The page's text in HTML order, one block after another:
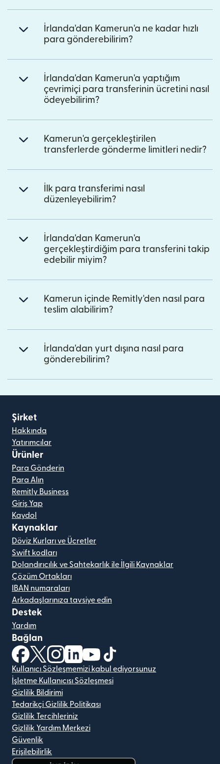
İrlanda'dan Kamerun'a ne kadar hızlı
para gönderebilirim?
İrlanda'dan Kamerun'a yaptığım
çevrimiçi para transferinin ücretini nasıl
ödeyebilirim?
Kamerun'a gerçekleştirilen
transferlerde gönderme limitleri nedir?
İlk para transferimi nasıl
düzenleyebilirim?
İrlanda'dan Kamerun'a
gerçekleştirdiğim para transferini takip
edebilir miyim?
Kamerun içinde Remitly'den nasıl para
teslim alabilirim?
İrlanda'dan yurt dışına nasıl para
gönderebilirim?
Şirket
Hakkında
Yatırımcılar
Ürünler
Para Gönderin
Para Alın
Remitly Business
Giriş Yap
Kaydol
Kaynaklar
Döviz Kurları ve Ücretler
Swift kodları
Dolandırıcılık ve Sahtekarlık ile İlgili Kaynaklar
Çözüm Ortakları
IBAN numaraları
Arkadaşlarınıza tavsiye edin
Destek
Yardım
Bağlan
(yeni pencerede açılır)
(yeni pencerede açılır)
(yeni pencerede açılır)
(yeni pencerede açılır)
(yeni pencerede açılır)
Kullanıcı Sözleşmemizi kabul ediyorsunuz
İşletme Kullanıcısı Sözleşmesi
Gizlilik Bildirimi
Tedarikçi Gizlilik Politikası
Gizlilik Tercihleriniz
Gizlilik Yardım Merkezi
Güvenlik
Erişilebilirlik